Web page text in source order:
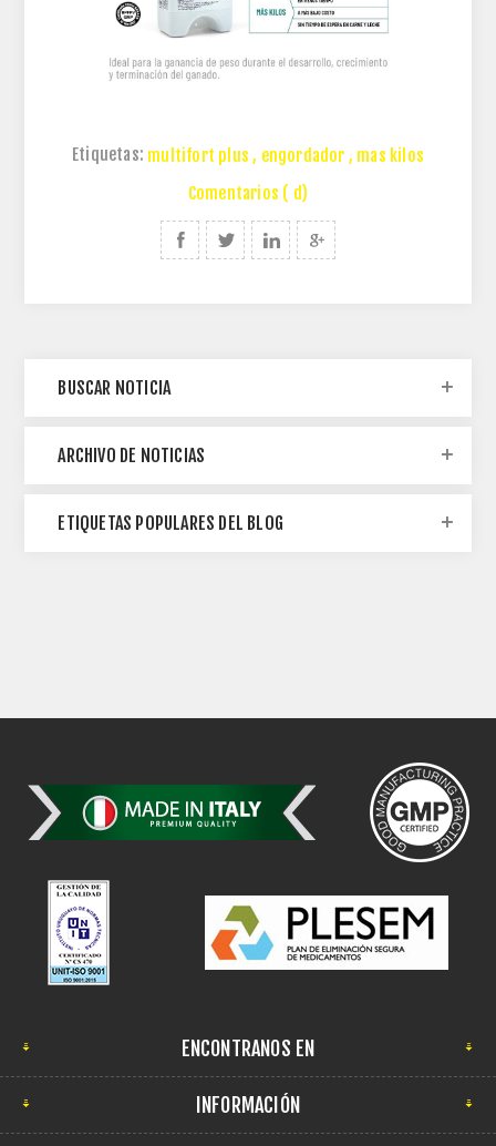
Etiquetas: multifort plus , engordador , mas kilos
Comentarios ( d)
BUSCAR NOTICIA
ARCHIVO DE NOTICIAS
ETIQUETAS POPULARES DEL BLOG
ENCONTRANOS EN
INFORMACIÓN